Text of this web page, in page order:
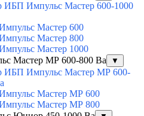
ИБП Импульс Мастер 600-1000
Мастер 600
Мастер 800
Мастер 1000
Мастер МР 600-800 Ва
▼
ИБП Импульс Мастер МР 600-
Мастер МР 600
Мастер МР 800